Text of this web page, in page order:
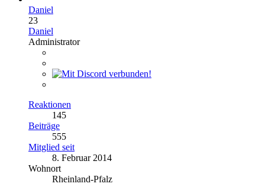
Daniel
23
Daniel
Administrator
Reaktionen
145
Beiträge
555
Mitglied seit
8. Februar 2014
Wohnort
Rheinland-Pfalz